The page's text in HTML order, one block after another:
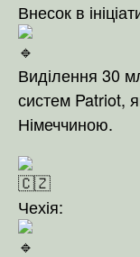
Внесок в
Виділення 30
систем Patriot,
Німеччиною.
Чехія: